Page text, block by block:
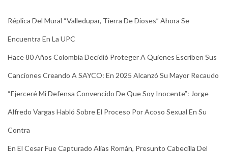
Réplica Del Mural “Valledupar, Tierra De Dioses” Ahora Se
Encuentra En La UPC
Hace 80 Años Colombia Decidió Proteger A Quienes Escriben Sus
Canciones Creando A SAYCO: En 2025 Alcanzó Su Mayor Recaudo
“Ejerceré Mi Defensa Convencido De Que Soy Inocente”: Jorge
Alfredo Vargas Habló Sobre El Proceso Por Acoso Sexual En Su
Contra
En El Cesar Fue Capturado Alias Román, Presunto Cabecilla Del